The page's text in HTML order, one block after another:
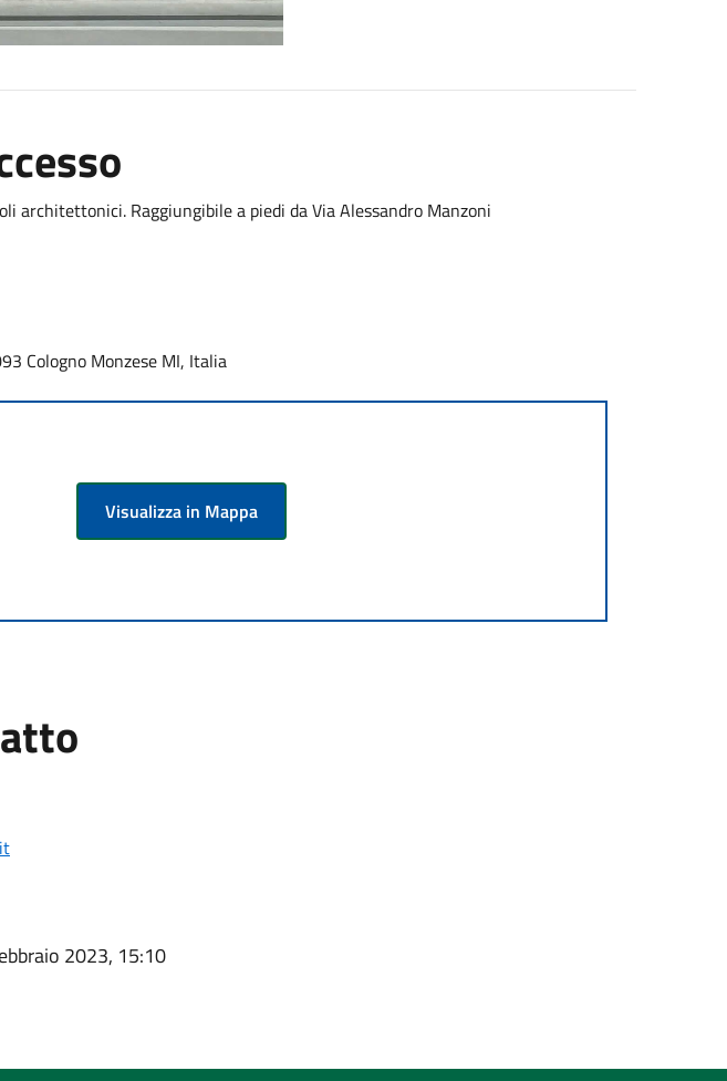
architettonici. Raggiungibile a piedi da Via Alessandro Manzoni
Cologno Monzese MI, Italia
Visualizza in Mappa
2023, 15:10